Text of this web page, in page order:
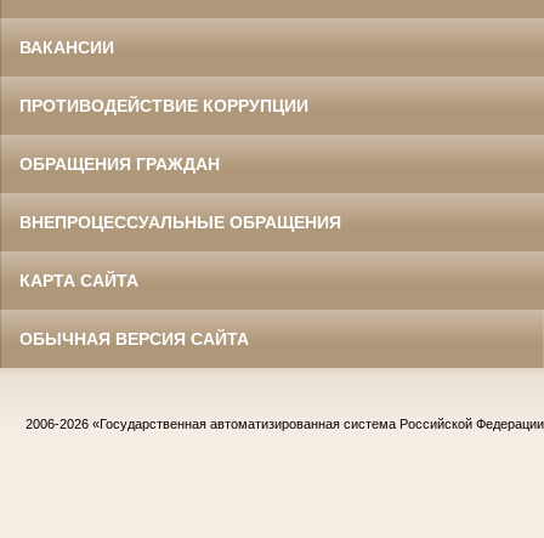
ВАКАНСИИ
ПРОТИВОДЕЙСТВИЕ КОРРУПЦИИ
ОБРАЩЕНИЯ ГРАЖДАН
ВНЕПРОЦЕССУАЛЬНЫЕ ОБРАЩЕНИЯ
КАРТА САЙТА
ОБЫЧНАЯ ВЕРСИЯ САЙТА
2006-2026 «Государственная автоматизированная система Российской